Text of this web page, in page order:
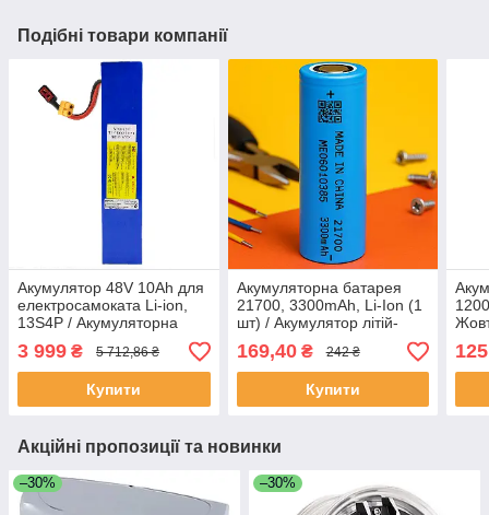
Подібні товари компанії
Акумулятор 48V 10Ah для
електросамоката Li-ion,
13S4P / Акумуляторна
батарея для
електротранспорту
3 999 ₴ 5 712,86 ₴
Купити
Акумуляторна батарея
21700, 3300mAh, Li-Ion (1
шт) / Акумулятор літій-
іонний / Високотоковий
акумулятор для ліхтарика
169,40₴ 242 ₴
Купити
125
Акційні пропозиції та новинки
–30% –30%